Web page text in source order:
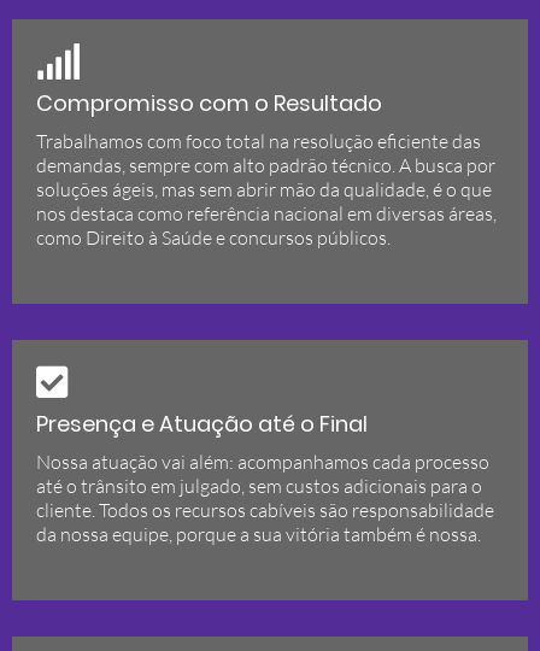
Compromisso com o Resultado
Trabalhamos com foco total na resolução eficiente das
demandas, sempre com alto padrão técnico. A busca por
soluções ágeis, mas sem abrir mão da qualidade, é o que
nos destaca como referência nacional em diversas áreas,
como Direito à Saúde e concursos públicos.
Presença e Atuação até o Final
Nossa atuação vai além: acompanhamos cada processo
até o trânsito em julgado, sem custos adicionais para o
cliente. Todos os recursos cabíveis são responsabilidade
da nossa equipe, porque a sua vitória também é nossa.